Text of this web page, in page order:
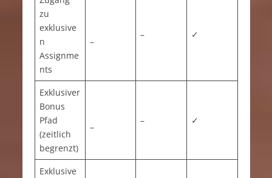
zu
exklusive
n
Assignme
nts
–
– ✓
Exklusiver
Bonus
Pfad
(zeitlich
begrenzt)
–
– ✓
Exklusive